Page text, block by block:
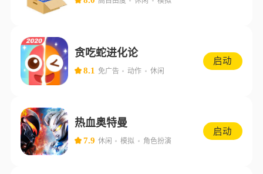
贪吃蛇进化论
8.1 免广告 动作 休闲
启动
热血奥特曼
7.9 休闲 模拟 角色扮演
启动